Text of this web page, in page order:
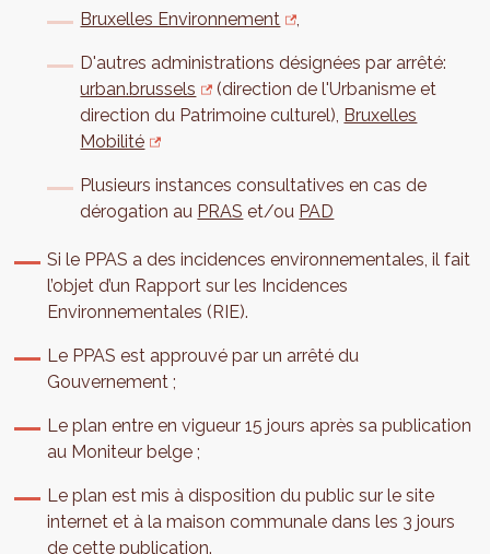
Bruxelles Environnement
D'autres administrations désignées par arrêté:
urban.brussels
(direction de l'Urbanisme et
direction du Patrimoine culturel), Bruxelles
Mobilité
Plusieurs instances consultatives en cas de
dérogation au PRAS et/ou PAD
Si le PPAS a des incidences environnementales, il fait
l’objet d’un Rapport sur les Incidences
Environnementales (RIE).
Le PPAS est approuvé par un arrêté du
Gouvernement ;
Le plan entre en vigueur 15 jours après sa publication
au Moniteur belge ;
Le plan est mis à disposition du public sur le site
internet et à la maison communale dans les 3 jours
de cette publication.